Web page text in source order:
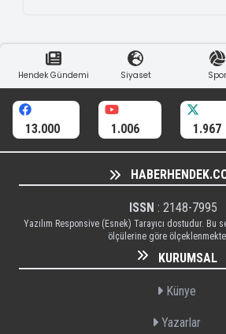
Hendek Gündemi Siyaset Spor
13.000 1.006 1.967
ISSN : 2148-7995
Yazılım Responsive (Esnek) Tarayıcı dostudur. Bu
ölçülerine göre
KURUMSAL
Künye
Yazarlar